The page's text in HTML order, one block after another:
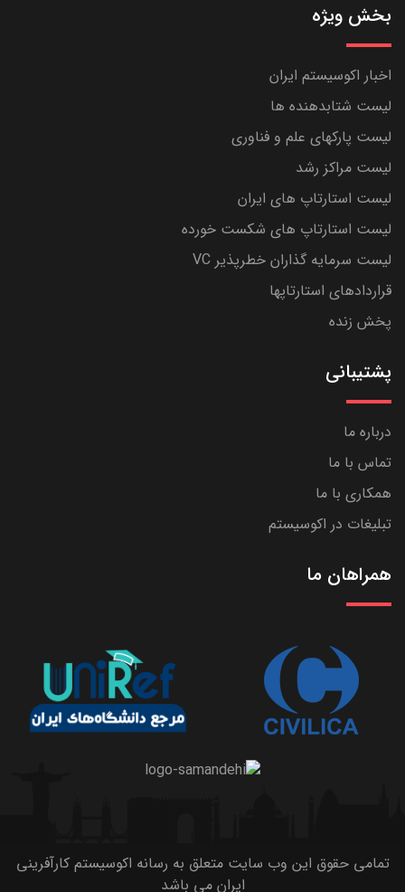
بخش ویژه
اخبار اکوسیستم ایران
لیست شتابدهنده ها
لیست پارکهای علم و فناوری
لیست مراکز رشد
لیست استارتاپ های ایران
لیست استارتاپ های شکست خورده
لیست سرمایه گذاران خطرپذیر VC
قراردادهای استارتاپها
پخش زنده
پشتیبانی
درباره ما
تماس با ما
همکاری با ما
تبلیغات در اکوسیستم
همراهان ما
تمامی حقوق این وب سایت متعلق به رسانه اکوسیستم کارآفرینی
ایران می باشد